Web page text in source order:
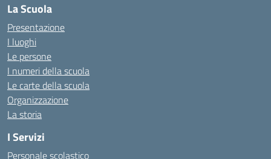
La Scuola
Presentazione
I luoghi
Le persone
I numeri della scuola
Le carte della scuola
Organizzazione
La storia
I Servizi
Personale scolastico